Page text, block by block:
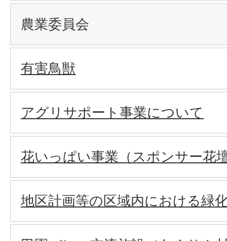
農業委員会
有害鳥獣
アグリサポート事業について
花いっぱい事業（スポンサー花
地区計画等の区域内における緑